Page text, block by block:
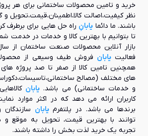
خرید و تامین محصولات ساختمانی برای هر
نظر کیفیت،اصالت کالا،اطمینان،قیمت،تحویل
باشند. ما دائما یابانِ راه حل هایی برای
تا بتوانیم با بهترین کالا و خدمات در خدمت
فعالیتیابان فروش طیف وسیعی از
همچنین تامین کالا از صفر تا صد پروژه های
های مختلف (مصالح
و خدمات ساختمانی) می باشد.یابان
کاربران ارائه می دهد که در اکثر موارد
برندها می باشد. در پلتفرمیابان
توانند با بهترین قیمت، تحویل به موقع
تجربه یک خرید لذت بخش را داشته باشند.